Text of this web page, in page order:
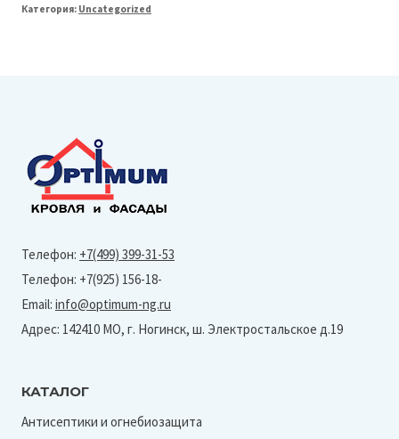
Line
Ral
6005)
Категория: Uncategorized
Телефон: +7(499) 399-31-53
Телефон: +7(925) 156-18-
Email: info@optimum-ng.ru
Адрес: 142410 МО, г. Ногинск, ш. Электростальское д.19
КАТАЛОГ
Антисептики и огнебиозащита